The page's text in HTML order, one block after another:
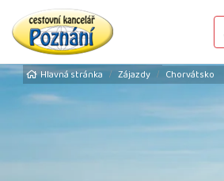
Hlavná stránka Zájazdy Chorvátsko